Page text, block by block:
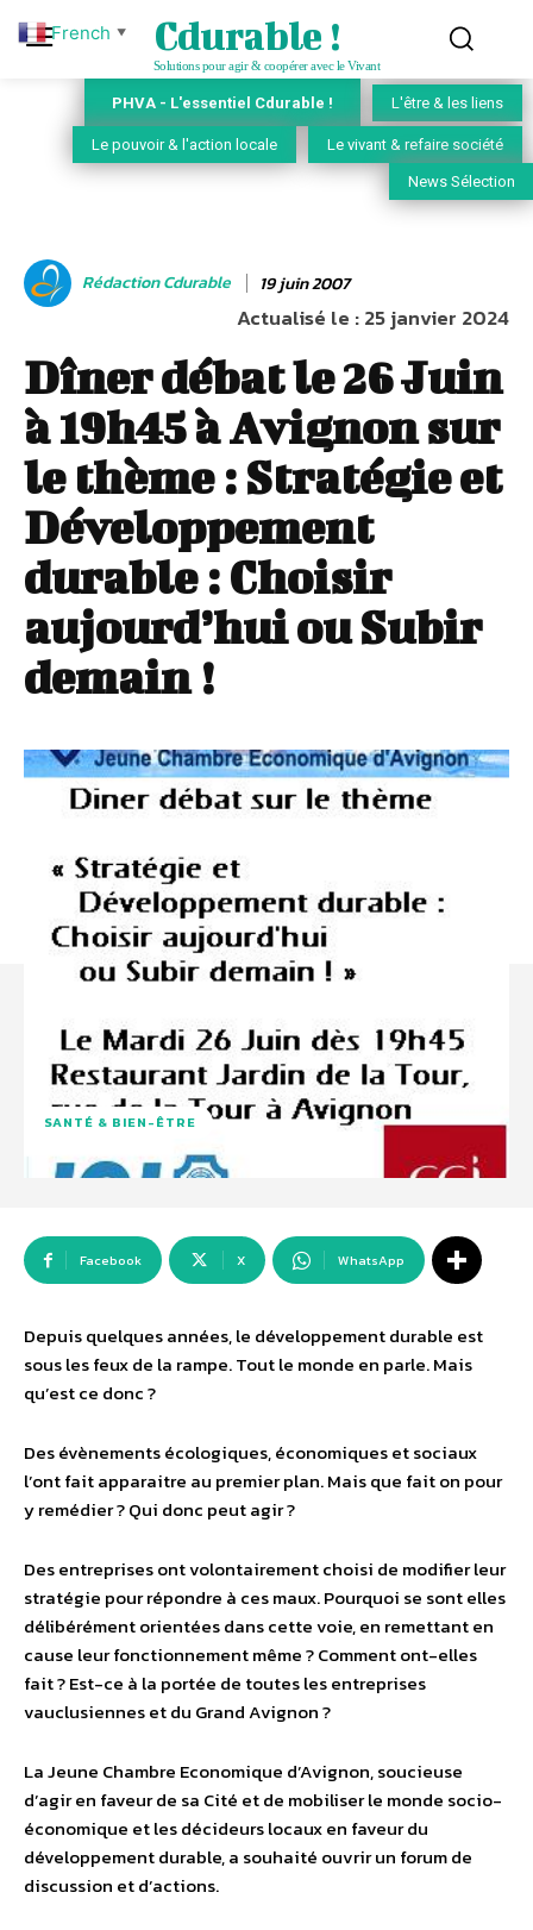
Cdurable !
Solutions pour agir & coopérer avec le Vivant
PHVA - L'essentiel Cdurable ! L'être & les liens
Le pouvoir & l'action locale Le vivant & refaire société
News Sélection
Rédaction Cdurable 19 juin 2007
Actualisé le :25 janvier 2024
Dîner débat le 26 Juin
à 19h45 à Avignon sur
le thème : Stratégie et
Développement
durable : Choisir
aujourd’hui ou Subir
demain !
SANTÉ & BIEN-ÊTRE
Facebook X WhatsApp
Depuis quelques années, le développement durable est
sous les feux de la rampe. Tout le monde en parle. Mais
qu’est ce donc ?
Des évènements écologiques, économiques et sociaux
l’ont fait apparaitre au premier plan. Mais que fait on pour
y remédier ? Qui donc peut agir ?
Des entreprises ont volontairement choisi de modifier leur
stratégie pour répondre à ces maux. Pourquoi se sont elles
délibérément orientées dans cette voie, en remettant en
cause leur fonctionnement même ? Comment ont-elles
fait ? Est-ce à la portée de toutes les entreprises
vauclusiennes et du Grand Avignon ?
La Jeune Chambre Economique d’Avignon, soucieuse
d’agir en faveur de sa Cité et de mobiliser le monde socio-
économique et les décideurs locaux en faveur du
développement durable, a souhaité ouvrir un forum de
discussion et d’actions.
French ▼